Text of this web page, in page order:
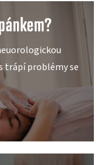
trápí problémy se